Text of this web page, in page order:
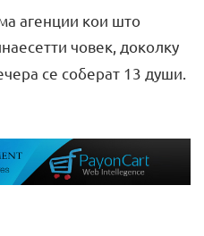
агенции кои што
човек, доколку
се соберат 13 души.